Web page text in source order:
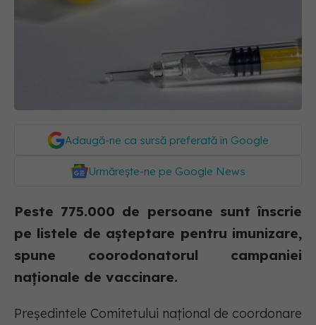
Adaugă-ne ca sursă preferată în Google
Urmărește-ne pe Google News
Peste 775.000 de persoane sunt înscrie
pe listele de așteptare pentru imunizare,
spune coorodonatorul campaniei
naționale de vaccinare.
Preşedintele Comitetului naţional de coordonare